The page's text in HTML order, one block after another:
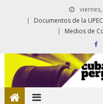
Documentos de la UPEC
Medios de